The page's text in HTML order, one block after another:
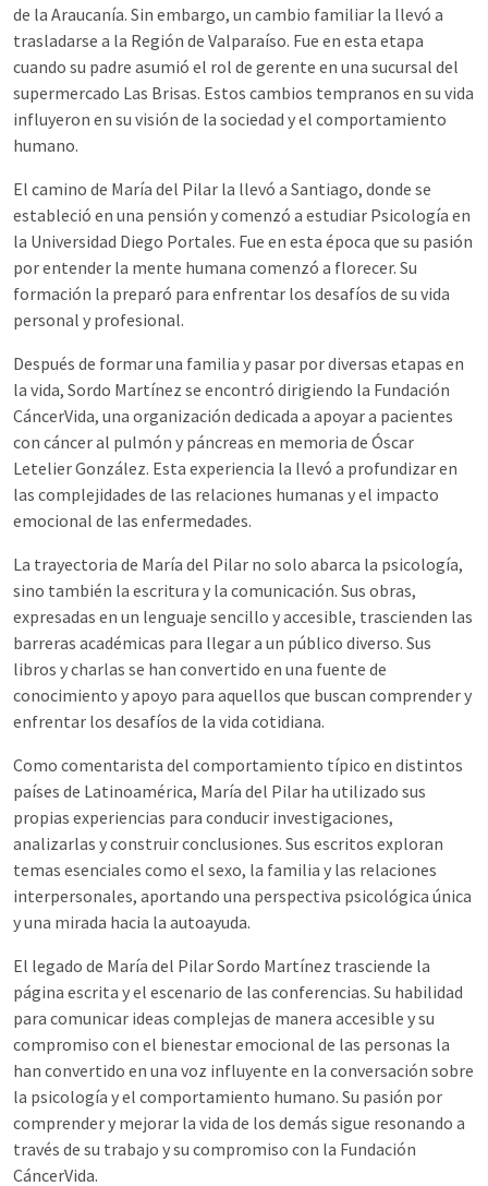
de la Araucanía. Sin embargo, un cambio familiar la llevó a
trasladarse a la Región de Valparaíso. Fue en esta etapa
cuando su padre asumió el rol de gerente en una sucursal del
supermercado Las Brisas. Estos cambios tempranos en su vida
influyeron en su visión de la sociedad y el comportamiento
humano.
El camino de María del Pilar la llevó a Santiago, donde se
estableció en una pensión y comenzó a estudiar Psicología en
la Universidad Diego Portales. Fue en esta época que su pasión
por entender la mente humana comenzó a florecer. Su
formación la preparó para enfrentar los desafíos de su vida
personal y profesional.
Después de formar una familia y pasar por diversas etapas en
la vida, Sordo Martínez se encontró dirigiendo la Fundación
CáncerVida, una organización dedicada a apoyar a pacientes
con cáncer al pulmón y páncreas en memoria de Óscar
Letelier González. Esta experiencia la llevó a profundizar en
las complejidades de las relaciones humanas y el impacto
emocional de las enfermedades.
La trayectoria de María del Pilar no solo abarca la psicología,
sino también la escritura y la comunicación. Sus obras,
expresadas en un lenguaje sencillo y accesible, trascienden las
barreras académicas para llegar a un público diverso. Sus
libros y charlas se han convertido en una fuente de
conocimiento y apoyo para aquellos que buscan comprender y
enfrentar los desafíos de la vida cotidiana.
Como comentarista del comportamiento típico en distintos
países de Latinoamérica, María del Pilar ha utilizado sus
propias experiencias para conducir investigaciones,
analizarlas y construir conclusiones. Sus escritos exploran
temas esenciales como el sexo, la familia y las relaciones
interpersonales, aportando una perspectiva psicológica única
y una mirada hacia la autoayuda.
El legado de María del Pilar Sordo Martínez trasciende la
página escrita y el escenario de las conferencias. Su habilidad
para comunicar ideas complejas de manera accesible y su
compromiso con el bienestar emocional de las personas la
han convertido en una voz influyente en la conversación sobre
la psicología y el comportamiento humano. Su pasión por
comprender y mejorar la vida de los demás sigue resonando a
través de su trabajo y su compromiso con la Fundación
CáncerVida.